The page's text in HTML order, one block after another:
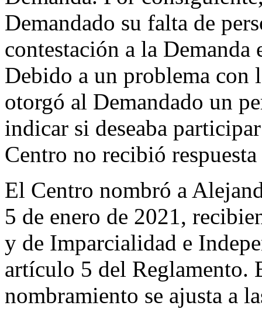
Demandado su falta de
contestación a la
Debido a un problema
otorgó al Demandado un
indicar si deseaba
Centro no recibió
El Centro nombró a
5 de enero de 2021,
y de Imparcialidad e
artículo 5 del Reglamento.
nombramiento se ajusta a